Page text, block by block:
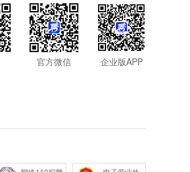
官方微信 企业版APP